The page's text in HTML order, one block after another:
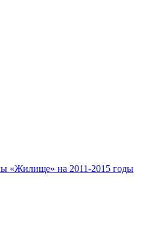
«Жилище» на 2011-2015 годы